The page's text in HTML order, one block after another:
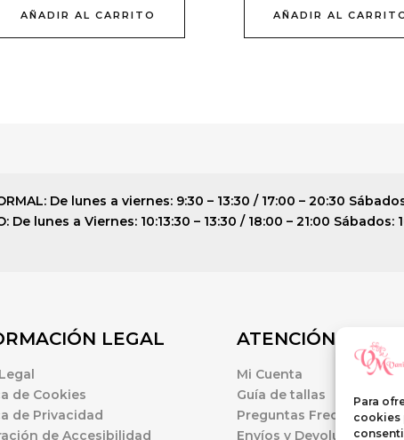
Para
cookies
AÑADIR AL CARRITO AÑADIR AL
De lunes a viernes: 9:30 – 13:30 / 17:00 – 20:30
De lunes a Viernes: 10:13:30 – 13:30 / 18:00 – 21:00 Sábados:
LEGAL
de Cookies
de Privacidad
de Accesibilidad
ATENCIÓN AL
Mi Cuenta
Guía de tallas
Preguntas Frecuentes
Envíos y Devoluciones